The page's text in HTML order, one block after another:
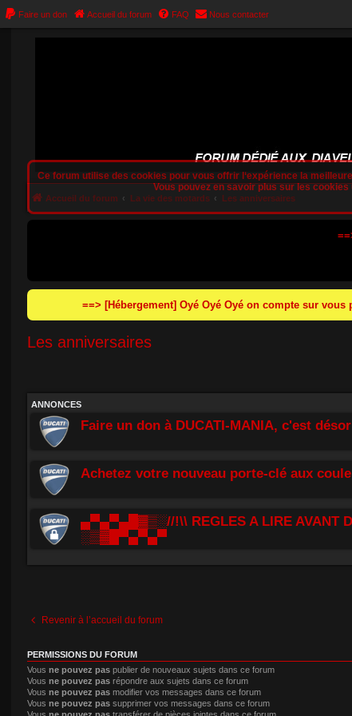
Faire un don Accueil du forum FAQ Nous contacter
Accueil du forum La vie des motards Les anniversaires
==> [Hébergement] Oyé Oyé Oyé on compte sur
Les anniversaires
ANNONCES
Faire un don à DUCATI-MANIA, c'est
Achetez votre nouveau porte-clé aux
▄▀▄▀▄█▓▒░//!\\ REGLES A LIRE AVANT
░▒▓█▀▄▀▄▀
Revenir à l’accueil du forum
PERMISSIONS DU FORUM
Vous ne pouvez paspublier de nouveaux sujets dans ce forum
Vous ne pouvez pasrépondre aux sujets dans ce forum
Vous ne pouvez pasmodifier vos messages dans ce forum
Vous ne pouvez passupprimer vos messages dans ce forum
Ce forum utilise des cookies pour vous offrir l‘expérience la
Vous pouvez en savoir plus sur les